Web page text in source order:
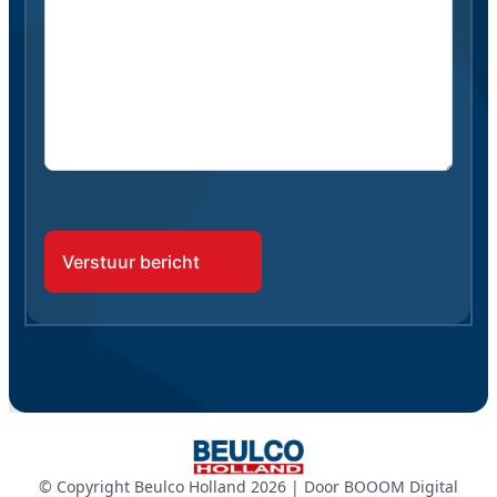
© Copyright Beulco Holland 2026 | Door BOOOM Digital